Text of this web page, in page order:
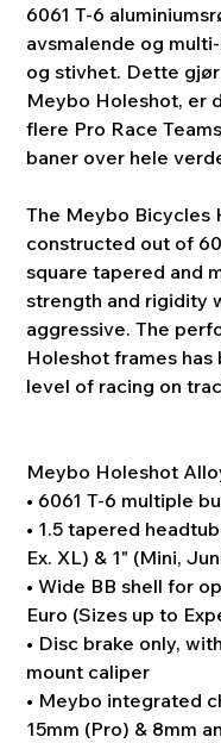
6061 T-6
avsmalende og
og stivhet. Dette
Meybo Holeshot, er
flere Pro Race
baner over hele
The Meybo Bicycles
constructed out of
square tapered and
strength and rigidity
aggressive. The
Holeshot frames
level of racing on
Meybo Holeshot
• 6061 T-6 multiple
• 1.5 tapered
Ex. XL) & 1" (Mini,
• Wide BB shell for
Euro (Sizes up to
• Disc brake only,
mount caliper
• Meybo integrated
15mm (Pro) & 8mm